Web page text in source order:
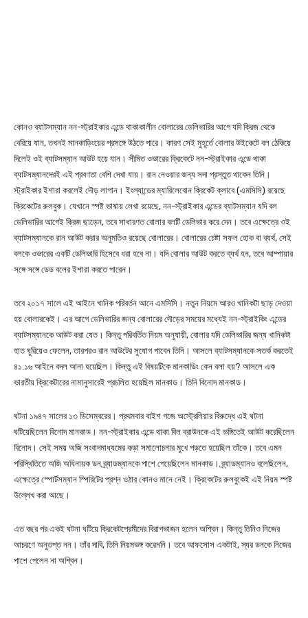
কোনও ব্যাটসম্যান নন-স্ট্রাইকার এন্ডে থাকাকালীন বোলারের ডেলিভারির আগে যদি ক্রিজ থেকে
বেরিয়ে যান, তখনই মানকাড়িংয়ের প্রসঙ্গে উঠতে পারে। কারণ সেই মুহূর্তে বোলার উইকেটে বল ঠেকিয়ে
দিলেই ওই ব্যাটসম্যান আউট হয়ে যান। সীমিত ওভারের ক্রিকেটে নন-স্ট্রাইকার এন্ডে থাকা
ব্যাটসম্যানদেরই এই প্রবণতা বেশি দেখা যায়। রান নেওয়ার জন্য সদা প্রস্তুত থাকেন তিনি।
স্ট্রাইকার ইশারা করলেই দৌড় লাগান। ইংল্যান্ডের ম্যারিলেবোন ক্রিকেট ক্লাবে (এমসিসি) রয়েছে
ক্রিকেটের রুলবুক। যেখানে স্পষ্ট ভাষায় লেখা রয়েছে, নন-স্ট্রাইকার এন্ডের ব্যাটসম্যান যদি বল
ডেলিভারির আগেই ক্রিজ ছাড়েন, তবে সাধারণত বোলার বলটি ডেলিভার করে দেন। তবে এক্ষেত্রে ওই
ব্যাটসম্যানকে রান আউট করার অনুমতিও রয়েছে বোলারের। বোলারের চেষ্টা সফল হোক বা ব্যর্থ, সেই
বলকে ওভারের একটি ডেলিভারি হিসেবে ধরা হবে না। যদি বোলার আউট করতে ব্যর্থ হন, তবে আম্পায়ার
সঙ্গে সঙ্গে ডেড বলের ইশারা করতে পারেন।
তবে ২০১৭ সালে এই আইনে খানিক পরিবর্তন আনে এমসিসি। নতুন নিয়মে আরও খানিকটা ছাড় দেওয়া
হয় বোলারকেই। এর আগে ডেলিভারির জন্য বোলারের দৌড়ের সময়ের মধ্যেই নন-স্ট্রাইকিং এন্ডের
ব্যাটসম্যানকে আউট করা যেত। কিন্তু পরিবর্তিত নিয়ম অনুযায়ী, বোলার যদি ডেলিভারির জন্য খানিকটা
হাত ঘুরিয়েও ফেলেন, তারপরও রান আউটের সুযোগ পাবেন তিনি। আসলে ব্যাটসম্যানকে সতর্ক করতেই
৪১.১৬ আইনে বদল আনা হয়েছিল। কিন্তু এই বিষয়টিকে মানকাডিং কেন বলা হয়? আসলে এক
ভারতীয় ক্রিকেটারের নামানুসারেই প্রচলিত হয়েছিল মানকাড। তিনি বিনোদ মানকাড।
ঘটনা ১৯৪৭ সালের ১৩ ডিসেম্বরের। প্রথমবার বাইশ গজে অস্ট্রেলিয়ার বিরুদ্ধে এই ঘটনা
ঘটিয়েছিলেন বিনোদ মানকাড। নন-স্ট্রাইকার এন্ডে থাকা বিল ব্রাউনকে এই ভঙ্গিতেই আউট করেছিলেন
বিনোদ। সেই সময় অজি সংবাদমাধ্যমের কড়া সমালোচনার মুখে পড়তে হয়েছিল তাঁকে। তবে এমন
পরিস্থিতিতে অজি অধিনায়ক ডন ব্র্যাডম্যানকে পাশে পেয়েছিলেন মানকাড। ব্র্যাডম্যানও বলেছিলেন,
এক্ষেত্রে স্পোর্টসম্যান স্পিরিটের প্রশ্ন ওঠার কোনও মানে নেই। ক্রিকেটের রুলবুকেই এই নিয়ম স্পষ্ট
উল্লেখ করা আছে।
এত বছর পর একই ঘটনা ঘটিয়ে ক্রিকেটপ্রেমীদের বিরাগভাজন হলেন অশ্বিন। কিন্তু তিনিও নিজের
আচরণে অনুতপ্ত নন। তাঁর দাবি, তিনি নিয়মভঙ্গ করেননি। তবে আফসোস একটাই, স্যর ডনকে নিজের
পাশে পেলেন না অশ্বিন।